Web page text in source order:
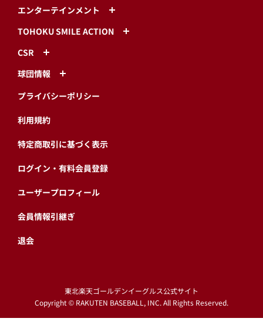
エンターテインメント
TOHOKU SMILE ACTION
CSR
球団情報
プライバシーポリシー
利用規約
特定商取引に基づく表示
ログイン・有料会員登録
ユーザープロフィール
会員情報引継ぎ
退会
東北楽天ゴールデンイーグルス公式サイト
Copyright © RAKUTEN BASEBALL, INC. All Rights Reserved.